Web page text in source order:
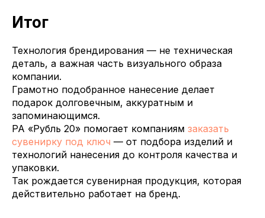
Итог
Технология брендирования — не техническая
деталь, а важная часть визуального образа
компании.
Грамотно подобранное нанесение делает
подарок долговечным, аккуратным и
запоминающимся.
РА «Рубль 20» помогает компаниям заказать
сувенирку под ключ — от подбора изделий и
технологий нанесения до контроля качества и
упаковки.
Так рождается сувенирная продукция, которая
действительно работает на бренд.